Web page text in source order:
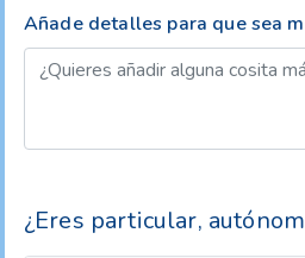
Añade detalles para que sea
¿Eres particular,